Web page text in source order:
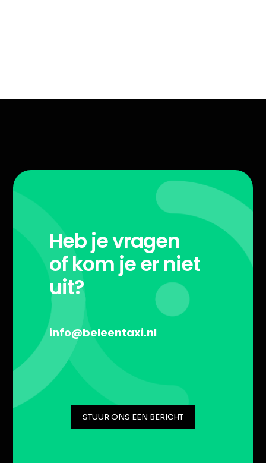
Heb je vragen
of kom je er niet
uit?
info@beleentaxi.nl
STUUR ONS EEN BERICHT